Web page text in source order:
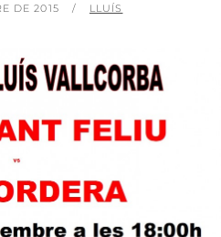
DE 2015 BY
LLUÍS